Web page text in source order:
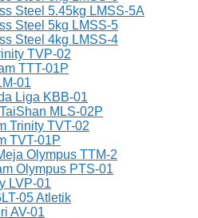
Steel 5.45kg LMSS-5A
Steel 5kg LMSS-5
Steel 4kg LMSS-4
TVP-02
TTT-01P
01
Liga KBB-01
MLS-02P
Trinity TVT-02
TVT-01P
Olympus TTM-2
Olympus PTS-01
LVP-01
05 Atletik
AV-01